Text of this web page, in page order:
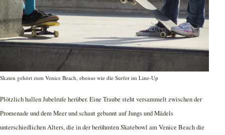
Skaten gehört zum Venice Beach, ebenso wie die Surfer im Line-Up
Plötzlich hallen Jubelrufe herüber. Eine Traube steht versammelt zwischen der
Promenade und dem Meer und schaut gebannt auf Jungs und Mädels
unterschiedlichen Alters, die in der berühmten Skatebowl am Venice Beach die